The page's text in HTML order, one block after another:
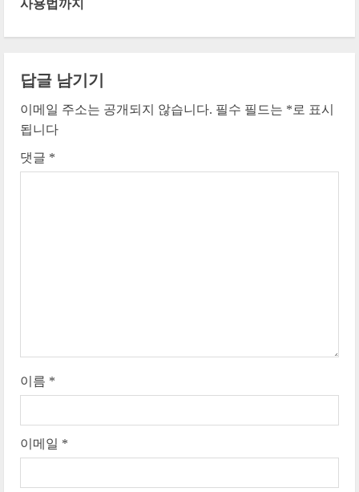
i
u
e
R
답글 남기기
이메일 주소는 공개되지 않습니다. 필수 필드는 * 로 표시
됩니다
댓글 *
이름 *
이메일 *